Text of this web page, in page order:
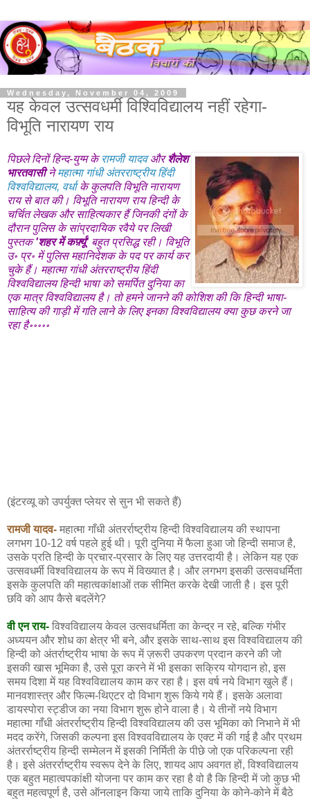
Wednesday, November 04, 2009
यह केवल उत्सवधर्मी विश्विविद्यालय नहीं रहेगा-
विभूति नारायण राय
पिछले दिनों हिन्द-युग्म केरामजी यादवऔरशैलेश
भारतवासीनेमहात्मा गांधी अंतरराष्ट्रीय हिंदी
विश्वविद्यालय, वर्धाके कुलपति विभूति नारायण
राय से बात की। विभूति नारायण राय हिन्दी के
चर्चित लेखक और साहित्यकार हैं जिनकी दंगों के
दौरान पुलिस के सांप्रदायिक रवैये पर लिखी
पुस्तक'शहर में कर्फ़्यू'बहुत प्रसिद्ध रही। विभूति
उ॰ प्र॰ में पुलिस महानिदेशक के पद पर कार्य कर
चुके हैं। महात्मा गांधी अंतरराष्ट्रीय हिंदी
विश्वविद्यालय हिन्दी भाषा को समर्पित दुनिया का
एक मात्र विश्वविद्यालय है। तो हमने जानने की कोशिश की कि हिन्दी भाषा-
साहित्य की गाड़ी में गति लाने के लिए इनका विश्वविद्यालय क्या कुछ करने जा
रहा है॰॰॰॰॰
(इंटरव्यू को उपर्युक्त प्लेयर से सुन भी सकते हैं)
रामजी यादव- महात्मा गाँधी अंतरर्राष्ट्रीय हिन्दी विश्वविद्यालय की स्थापना
लगभग 10-12 वर्ष पहले हुई थी। पूरी दुनिया में फैला हुआ जो हिन्दी समाज है,
उसके प्रति हिन्दी के प्रचार-प्रसार के लिए यह उत्तरदायी है। लेकिन यह एक
उत्सवधर्मी विश्वविद्यालय के रूप में विख्यात है। और लगभग इसकी उत्सवधर्मिता
इसके कुलपति की महात्वकांक्षाओं तक सीमित करके देखी जाती है। इस पूरी
छवि को आप कैसे बदलेंगे?
वी एन राय- विश्वविद्यालय केवल उत्सवधर्मिता का केन्द्र न रहे, बल्कि गंभीर
अध्ययन और शोध का क्षेत्र भी बने, और इसके साथ-साथ इस विश्वविद्यालय की
हिन्दी को अंतर्राष्ट्रीय भाषा के रूप में ज़रूरी उपकरण प्रदान करने की जो
इसकी खास भूमिका है, उसे पूरा करने में भी इसका सक्रिय योगदान हो, इस
समय दिशा में यह विश्वविद्यालय काम कर रहा है। इस वर्ष नये विभाग खुले हैं।
मानवशास्त्र और फिल्म-थिएटर दो विभाग शुरू किये गये हैं। इसके अलावा
डायस्पोरा स्ट्डीज का नया विभाग शुरू होने वाला है। ये तीनों नये विभाग
महात्मा गाँधी अंतरर्राष्ट्रीय हिन्दी विश्वविद्यालय की उस भूमिका को निभाने में भी
मदद करेंगे, जिसकी कल्पना इस विश्ववविद्यालय के एक्ट में की गई है और प्रथम
अंतरर्राष्ट्रीय हिन्दी सम्मेलन में इसकी निर्मिती के पीछे जो एक परिकल्पना रही
है। इसे अंतरर्राष्ट्रीय स्वरूप देने के लिए, शायद आप अवगत हों, विश्वविद्यालय
एक बहुत महात्वपकांक्षी योजना पर काम कर रहा है वो है कि हिन्दी में जो कुछ भी
बहुत महत्वपूर्ण है, उसे ऑनलाइन किया जाये ताकि दुनिया के कोने-कोने में बैठे